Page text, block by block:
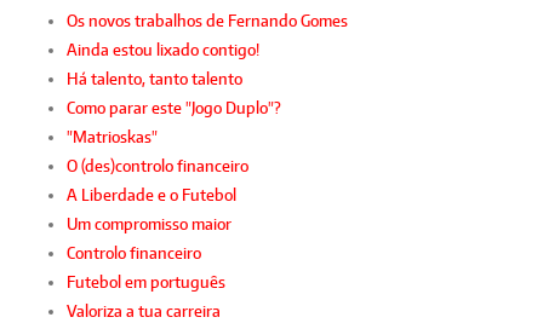
Os novos trabalhos de Fernando Gomes
Ainda estou lixado contigo!
Há talento, tanto talento
Como parar este "Jogo Duplo"?
"Matrioskas"
O (des)controlo financeiro
A Liberdade e o Futebol
Um compromisso maior
Controlo financeiro
Futebol em português
Valoriza a tua carreira